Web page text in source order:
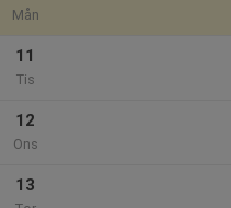
Mån
11
Tis
12
Ons
13